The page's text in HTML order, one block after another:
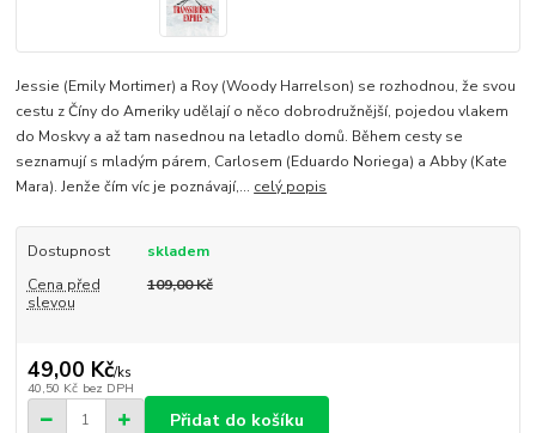
Jessie (Emily Mortimer) a Roy (Woody Harrelson) se rozhodnou, že svou
cestu z Číny do Ameriky udělají o něco dobrodružnější, pojedou vlakem
do Moskvy a až tam nasednou na letadlo domů. Během cesty se
seznamují s mladým párem, Carlosem (Eduardo Noriega) a Abby (Kate
Mara). Jenže čím víc je poznávají,... celý popis
Dostupnost
skladem
Cena před
slevou
109,00 Kč
49,00 Kč/ks
40,50 Kč bez DPH
Přidat do košíku